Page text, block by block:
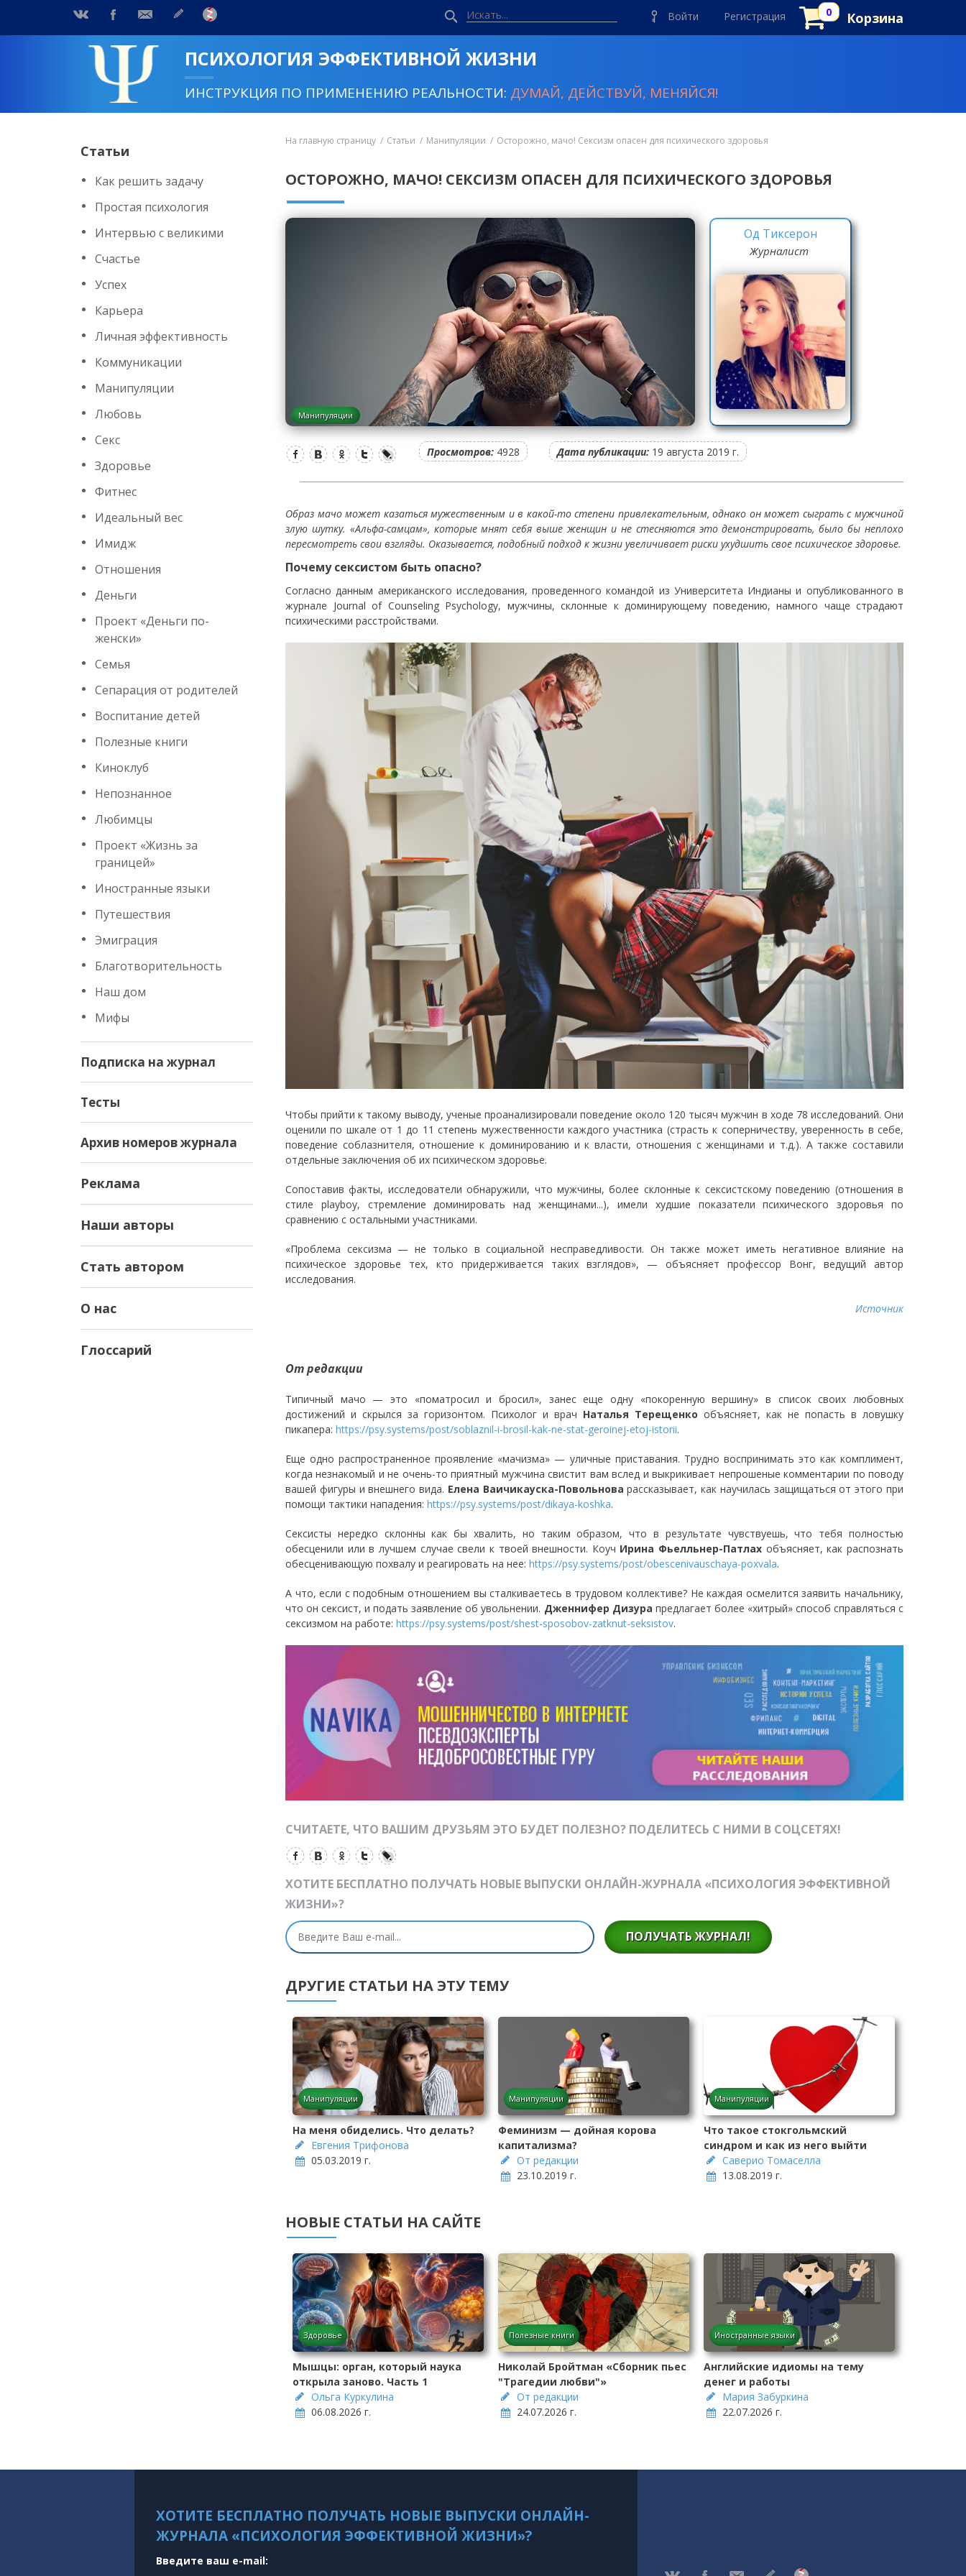
Войти Регистрация Корзина
ПСИХОЛОГИЯ ЭФФЕКТИВНОЙ ЖИЗНИ
ИНСТРУКЦИЯ ПО ПРИМЕНЕНИЮ РЕАЛЬНОСТИ: ДУМАЙ, ДЕЙСТВУЙ, МЕНЯЙСЯ!
Статьи
Как решить задачу
Простая психология
Интервью с великими
Счастье
Успех
Карьера
Личная эффективность
Коммуникации
Манипуляции
Любовь
Секс
Здоровье
Фитнес
Идеальный вес
Имидж
Отношения
Деньги
Проект «Деньги по-
женски»
Семья
Сепарация от родителей
Воспитание детей
Полезные книги
Киноклуб
Непознанное
Любимцы
Проект «Жизнь за
границей»
Иностранные языки
Путешествия
Эмиграция
Благотворительность
Наш дом
Мифы
Подписка на журнал
Тесты
Архив номеров журнала
Реклама
Наши авторы
Стать автором
О нас
Глоссарий
На главную страницу Статьи Манипуляции Осторожно, мачо! Сексизм опасен для психического здоровья
ОСТОРОЖНО, МАЧО! СЕКСИЗМ ОПАСЕН ДЛЯ ПСИХИЧЕСКОГО ЗДОРОВЬЯ
Манипуляции
Од Тиксерон
Журналист
Просмотров: 4928 Дата публикации: 19 августа 2019 г.
Образ мачо может казаться мужественным и в какой-то степени привлекательным, однако он может сыграть с мужчиной
злую шутку. «Альфа-самцам», которые мнят себя выше женщин и не стесняются это демонстрировать, было бы неплохо
пересмотреть свои взгляды. Оказывается, подобный подход к жизни увеличивает риски ухудшить свое психическое здоровье.
Почему сексистом быть опасно?
Согласно данным американского исследования, проведенного командой из Университета Индианы и опубликованного в
журнале Journal of Counseling Psychology, мужчины, склонные к доминирующему поведению, намного чаще страдают
психическими расстройствами.
Чтобы прийти к такому выводу, ученые проанализировали поведение около 120 тысяч мужчин в ходе 78 исследований. Они
оценили по шкале от 1 до 11 степень мужественности каждого участника (страсть к соперничеству, уверенность в себе,
поведение соблазнителя, отношение к доминированию и к власти, отношения с женщинами и т.д.). А также составили
отдельные заключения об их психическом здоровье.
Сопоставив факты, исследователи обнаружили, что мужчины, более склонные к сексистскому поведению (отношения в
стиле playboy, стремление доминировать над женщинами...), имели худшие показатели психического здоровья по
сравнению с остальными участниками.
«Проблема сексизма — не только в социальной несправедливости. Он также может иметь негативное влияние на
психическое здоровье тех, кто придерживается таких взглядов», — объясняет профессор Вонг, ведущий автор
исследования.
Источник
От редакции
Типичный мачо — это «поматросил и бросил», занес еще одну «покоренную вершину» в список своих любовных
достижений и скрылся за горизонтом. Психолог и врач Наталья Терещенко объясняет, как не попасть в ловушку
пикапера: https://psy.systems/post/soblaznil-i-brosil-kak-ne-stat-geroinej-etoj-istorii.
Еще одно распространенное проявление «мачизма» — уличные приставания. Трудно воспринимать это как комплимент,
когда незнакомый и не очень-то приятный мужчина свистит вам вслед и выкрикивает непрошеные комментарии по поводу
вашей фигуры и внешнего вида. Елена Ваичикауска-Повольнова рассказывает, как научилась защищаться от этого при
помощи тактики нападения: https://psy.systems/post/dikaya-koshka.
Сексисты нередко склонны как бы хвалить, но таким образом, что в результате чувствуешь, что тебя полностью
обесценили или в лучшем случае свели к твоей внешности. Коуч Ирина Фьелльнер-Патлах объясняет, как распознать
обесценивающую похвалу и реагировать на нее: https://psy.systems/post/obescenivauschaya-poxvala.
А что, если с подобным отношением вы сталкиваетесь в трудовом коллективе? Не каждая осмелится заявить начальнику,
что он сексист, и подать заявление об увольнении. Дженнифер Дизура предлагает более «хитрый» способ справляться с
сексизмом на работе: https://psy.systems/post/shest-sposobov-zatknut-seksistov.
СЧИТАЕТЕ, ЧТО ВАШИМ ДРУЗЬЯМ ЭТО БУДЕТ ПОЛЕЗНО? ПОДЕЛИТЕСЬ С НИМИ В СОЦСЕТЯХ!
ХОТИТЕ БЕСПЛАТНО ПОЛУЧАТЬ НОВЫЕ ВЫПУСКИ ОНЛАЙН-ЖУРНАЛА «ПСИХОЛОГИЯ ЭФФЕКТИВНОЙ
ЖИЗНИ»?
ПОЛУЧАТЬ ЖУРНАЛ!
ДРУГИЕ СТАТЬИ НА ЭТУ ТЕМУ
Манипуляции
На меня обиделись. Что делать?
Евгения Трифонова
05.03.2019 г.
Манипуляции
Феминизм — дойная корова
капитализма?
От редакции
23.10.2019 г.
Манипуляции
Что такое стокгольмский
синдром и как из него выйти
Саверио Томаселла
13.08.2019 г.
НОВЫЕ СТАТЬИ НА САЙТЕ
Здоровье
Мышцы: орган, который наука
открыла заново. Часть 1
Ольга Куркулина
06.08.2026 г.
Полезные книги
Николай Бройтман «Сборник пьес
"Трагедии любви"»
От редакции
24.07.2026 г.
Иностранные языки
Английские идиомы на тему
денег и работы
Мария Забуркина
22.07.2026 г.
ХОТИТЕ БЕСПЛАТНО ПОЛУЧАТЬ НОВЫЕ ВЫПУСКИ ОНЛАЙН-
ЖУРНАЛА «ПСИХОЛОГИЯ ЭФФЕКТИВНОЙ ЖИЗНИ»?
Введите ваш e-mail: